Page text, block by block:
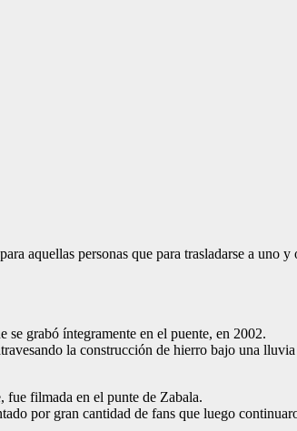
aquellas personas que para trasladarse a uno
se grabó íntegramente en el puente, en 2002.
la construcción de hierro bajo una
fue filmada en el punte de Zabala.
por gran cantidad de fans que luego